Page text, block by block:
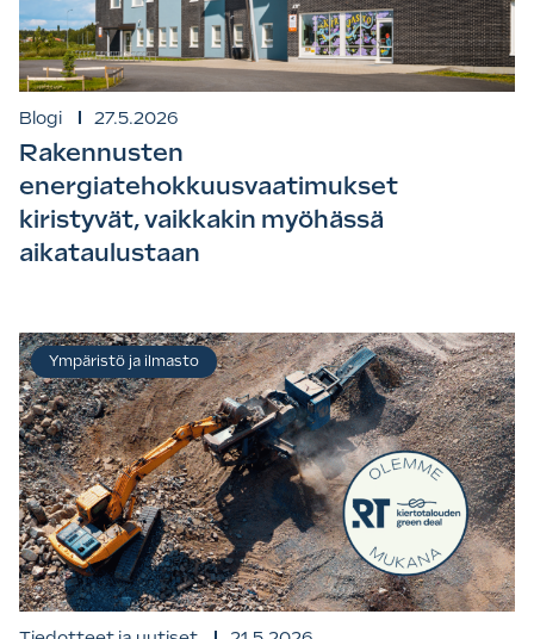
Blogi 27.5.2026
Rakennusten
energiatehokkuusvaatimukset
kiristyvät, vaikkakin myöhässä
aikataulustaan
Ympäristö ja ilmasto